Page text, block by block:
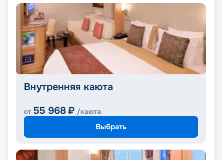
Внутренняя каюта
от 55 968 ₽ /каюта
Выбрать